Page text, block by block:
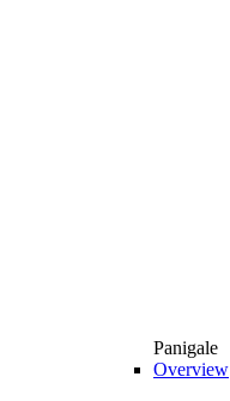
Panigale
Overview